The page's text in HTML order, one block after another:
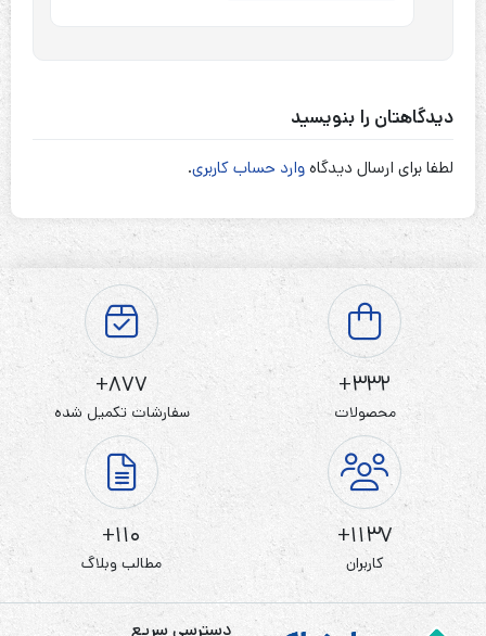
دیدگاهتان را بنویسید
لطفا برای ارسال دیدگاهوارد حساب کاربری.
332+
محصولات
877+
سفارشات تکمیل شده
1137+
کاربران
110+
مطالب وبلاگ
دسترسی سریع